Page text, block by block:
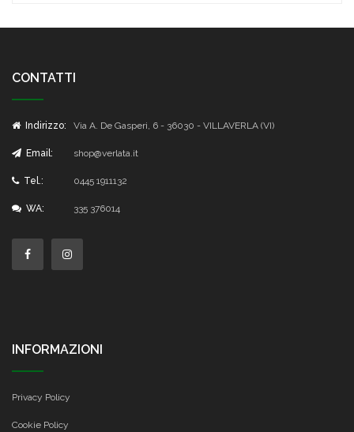
CONTATTI
Indirizzo: Via A. De Gasperi, 6 - 36030 - VILLAVERLA (VI)
Email: shop@verlata.it
Tel.: 0445 1911132
WA: 335 376014
INFORMAZIONI
Privacy Policy
Cookie Policy